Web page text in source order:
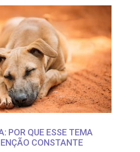
POR QUE ESSE TEMA
CONSTANTE